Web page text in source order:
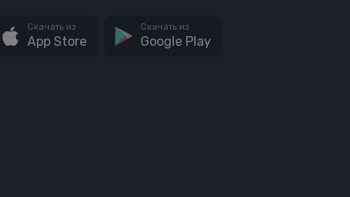
Скачать из
App Store
Скачать из
Google Play